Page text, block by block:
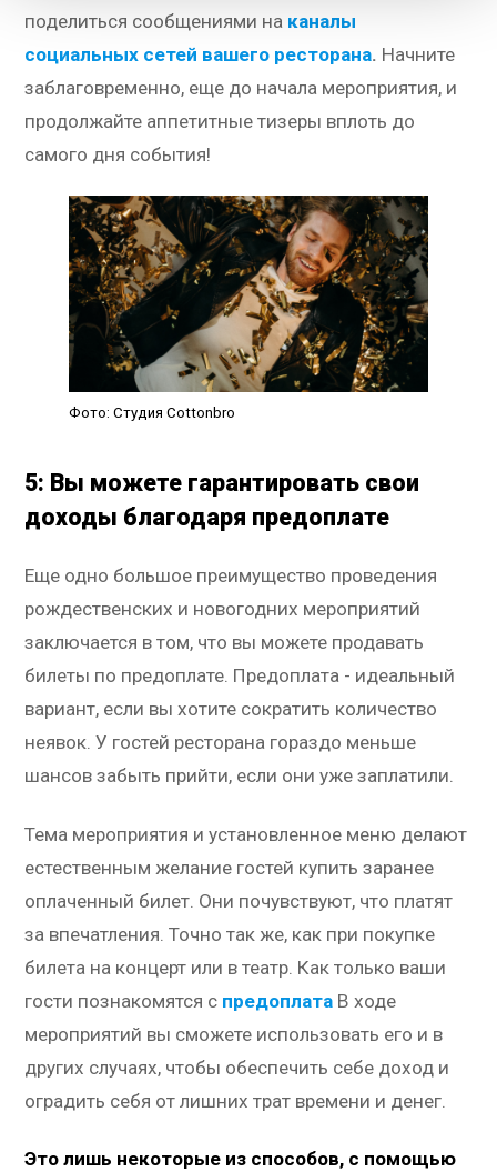
поделиться сообщениями на каналы
социальных сетей вашего ресторана. Начните
заблаговременно, еще до начала мероприятия, и
продолжайте аппетитные тизеры вплоть до
самого дня события!
Фото: Студия Cottonbro
5: Вы можете гарантировать свои
доходы благодаря предоплате
Еще одно большое преимущество проведения
рождественских и новогодних мероприятий
заключается в том, что вы можете продавать
билеты по предоплате. Предоплата - идеальный
вариант, если вы хотите сократить количество
неявок. У гостей ресторана гораздо меньше
шансов забыть прийти, если они уже заплатили.
Тема мероприятия и установленное меню делают
естественным желание гостей купить заранее
оплаченный билет. Они почувствуют, что платят
за впечатления. Точно так же, как при покупке
билета на концерт или в театр. Как только ваши
гости познакомятся с предоплата В ходе
мероприятий вы сможете использовать его и в
других случаях, чтобы обеспечить себе доход и
оградить себя от лишних трат времени и денег.
Это лишь некоторые из способов, с помощью